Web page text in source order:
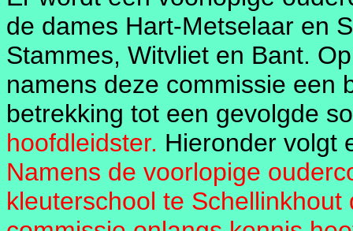
de dames Hart-Metselaar en
Stammes, Witvliet en Bant.
namens deze commissie een
betrekking tot een gevolgde
hoofdleidster. Hieronder volgt
Namens de voorlopige
kleuterschool te